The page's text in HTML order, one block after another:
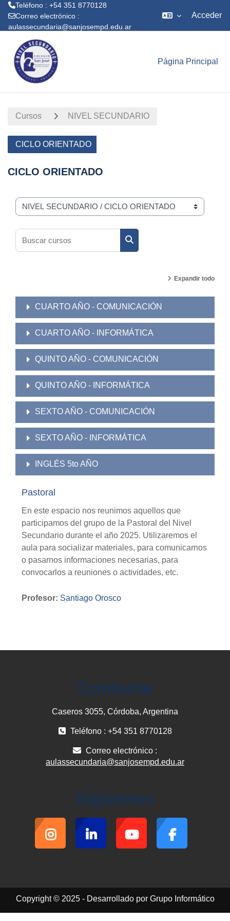
Teléfono : +54 351 8770128
Correo electrónico :
aulassecundaria@sanjosempd.edu.ar
Acceder
Página Principal
Cursos NIVEL SECUNDARIO
CICLO ORIENTADO
CICLO ORIENTADO
Categorías
Buscar cursos
Buscar cursos
Expandir todo
CUARTO AÑO - COMUNICACIÓN
CUARTO AÑO - INFORMÁTICA
QUINTO AÑO - COMUNICACIÓN
QUINTO AÑO - INFORMÁTICA
SEXTO AÑO - COMUNICACIÓN
SEXTO AÑO - INFORMÁTICA
INGLÉS 5to AÑO
Pastoral
En este espacio nos reunimos aquellos que
participamos del grupo de la Pastoral del Nivel
Secundario durante el año 2025. Utilizaremos el
aula para socializar materiales, para comunicarnos
o pasarnos informaciones necesarias, para
convocarlos a reuniones o actividades, etc.
Profesor: Santiago Orosco
Contacta
Caseros 3055, Córdoba, Argentina
Teléfono : +54 351 8770128
Correo electrónico :
aulassecundaria@sanjosempd.edu.ar
Síguenos
Copyright © 2025 - Desarrollado por Grupo Informático